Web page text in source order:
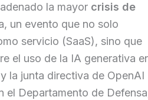
la mayor crisis de
un evento que no solo
servicio (SaaS), sino que
el uso de la IA generativa
la junta directiva de OpenAI
Departamento de